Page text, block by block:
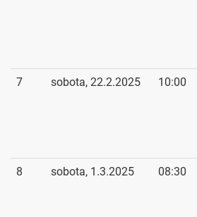
7 sobota, 22.2.2025 10:00
8 sobota, 1.3.2025 08:30